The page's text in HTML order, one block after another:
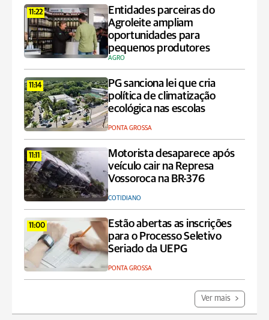
11:22
Entidades parceiras do
Agroleite ampliam
oportunidades para
pequenos produtores
AGRO
11:14
PG sanciona lei que cria
política de climatização
ecológica nas escolas
PONTA GROSSA
11:11
Motorista desaparece após
veículo cair na Represa
Vossoroca na BR-376
COTIDIANO
11:00
Estão abertas as inscrições
para o Processo Seletivo
Seriado da UEPG
PONTA GROSSA
Ver mais